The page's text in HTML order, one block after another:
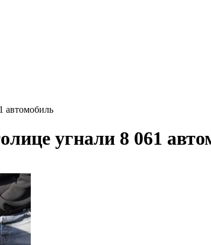
автомобиль
угнали 8 061